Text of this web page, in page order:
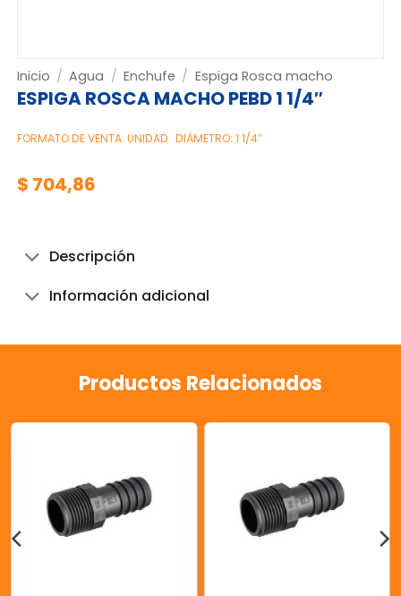
Inicio / Agua / Enchufe / Espiga Rosca macho
ESPIGA ROSCA MACHO PEBD 1 1/4″
FORMATO DE VENTA: UNIDAD DIÁMETRO: 1 1/4″
$ 704,86
Descripción
Información adicional
Productos Relacionados